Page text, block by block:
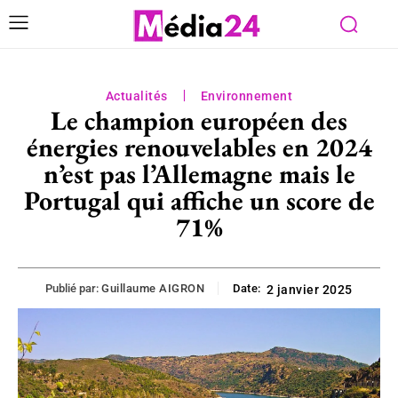
Actualités Environnement
Le champion européen des
énergies renouvelables en 2024
n’est pas l’Allemagne mais le
Portugal qui affiche un score de
71%
Publié par: Guillaume AIGRON Date: 2 janvier 2025